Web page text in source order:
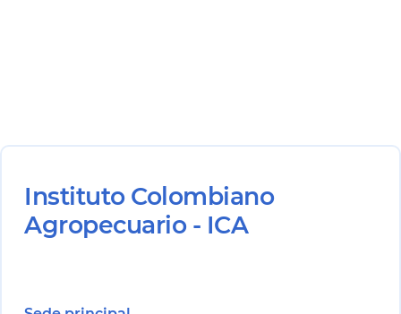
Instituto Colombiano
Agropecuario - ICA